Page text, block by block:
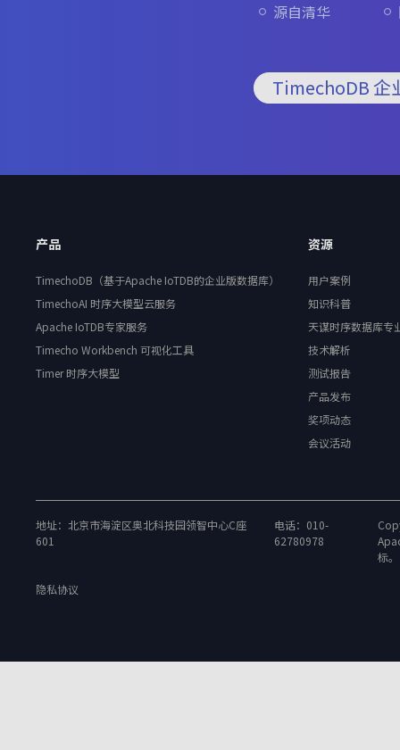
源自清华
TimechoDB 企
产品
TimechoDB（基于Apache IoTDB的企业版数据库）
TimechoAI 时序大模型云服务
Apache IoTDB专家服务
Timecho Workbench 可视化工具
Timer 时序大模型
资源
用户案例
知识科普
天谋时序数据库专
技术解析
测试报告
产品发布
奖项动态
会议活动
地址：北京市海淀区奥北科技园领智中心C座
601
电话：010-
62780978
标。
隐私协议